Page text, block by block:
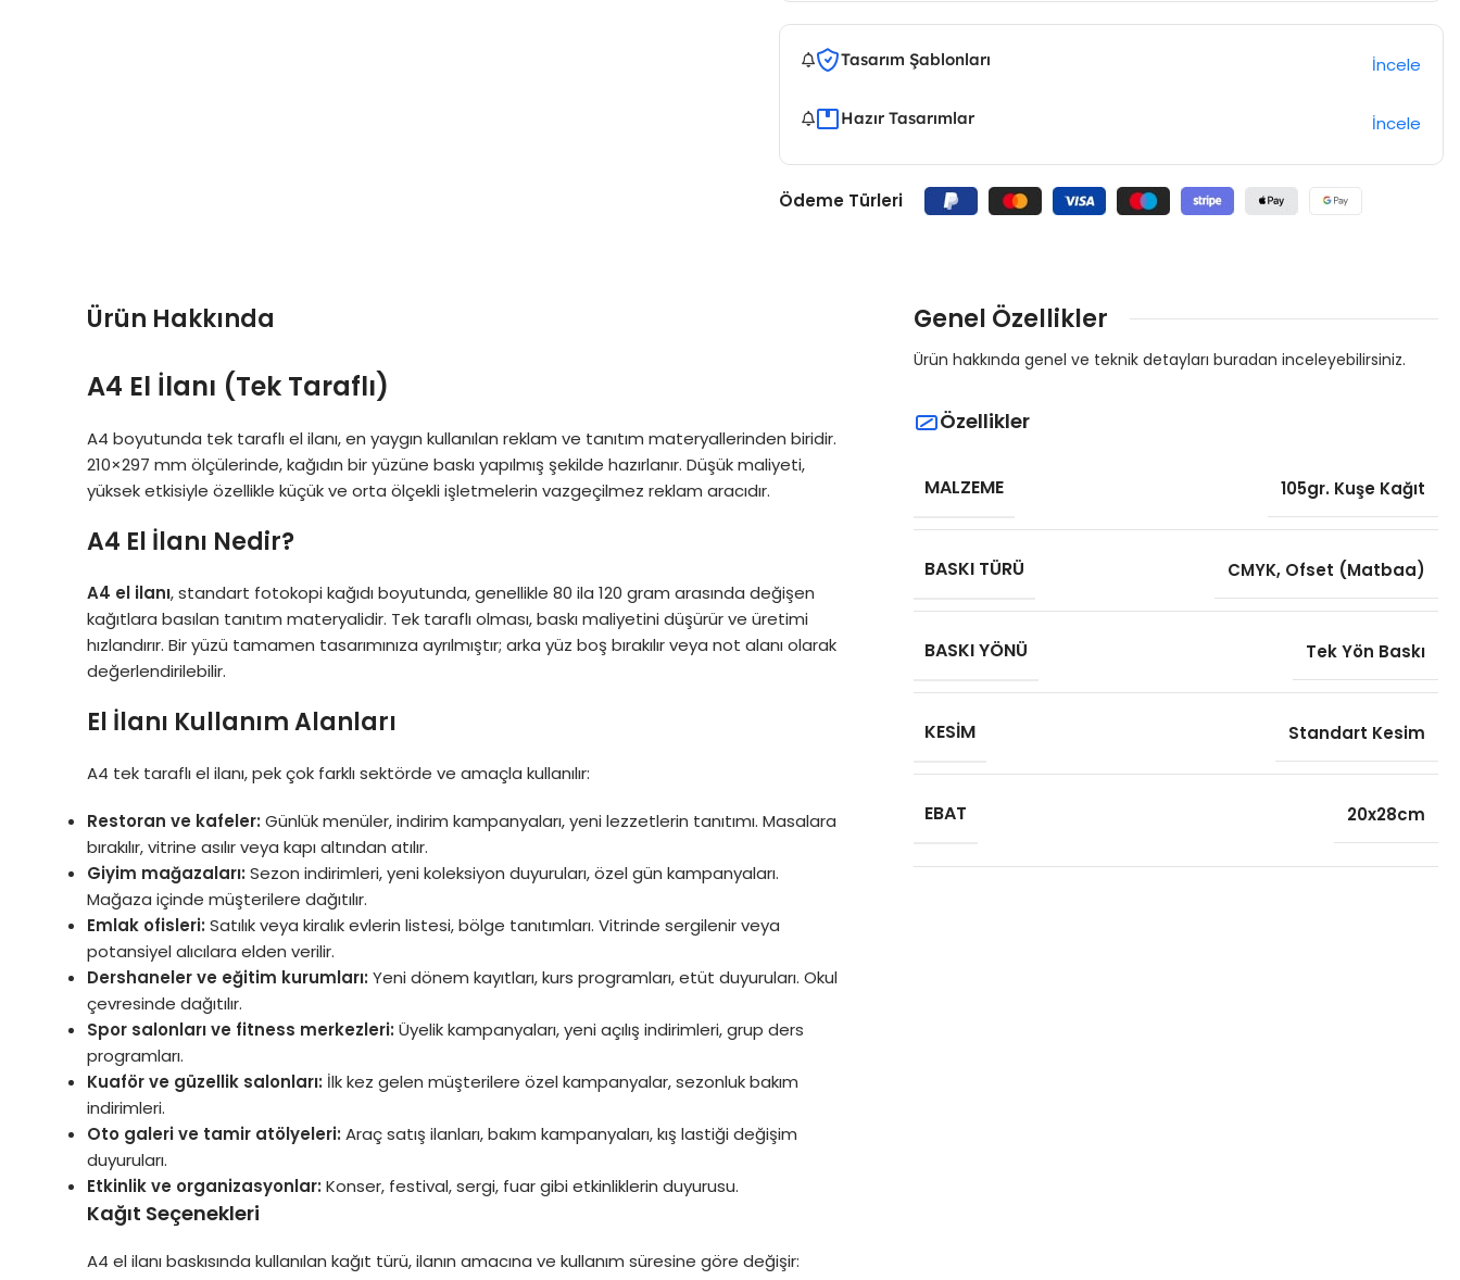
Tasarım Şablonları İncele
Hazır Tasarımlar İncele
Ödeme Türleri
Ürün Hakkında
A4 El İlanı (Tek Taraflı)
A4 boyutunda tek taraflı el ilanı, en yaygın kullanılan reklam ve tanıtım materyallerinden biridir.
210×297 mm ölçülerinde, kağıdın bir yüzüne baskı yapılmış şekilde hazırlanır. Düşük maliyeti,
yüksek etkisiyle özellikle küçük ve orta ölçekli işletmelerin vazgeçilmez reklam aracıdır.
A4 El İlanı Nedir?
A4 el ilanı, standart fotokopi kağıdı boyutunda, genellikle 80 ila 120 gram arasında değişen
kağıtlara basılan tanıtım materyalidir. Tek taraflı olması, baskı maliyetini düşürür ve üretimi
hızlandırır. Bir yüzü tamamen tasarımınıza ayrılmıştır; arka yüz boş bırakılır veya not alanı olarak
değerlendirilebilir.
El İlanı Kullanım Alanları
A4 tek taraflı el ilanı, pek çok farklı sektörde ve amaçla kullanılır:
Restoran ve kafeler: Günlük menüler, indirim kampanyaları, yeni lezzetlerin tanıtımı. Masalara
bırakılır, vitrine asılır veya kapı altından atılır.
Giyim mağazaları: Sezon indirimleri, yeni koleksiyon duyuruları, özel gün kampanyaları.
Mağaza içinde müşterilere dağıtılır.
Emlak ofisleri: Satılık veya kiralık evlerin listesi, bölge tanıtımları. Vitrinde sergilenir veya
potansiyel alıcılara elden verilir.
Dershaneler ve eğitim kurumları: Yeni dönem kayıtları, kurs programları, etüt duyuruları. Okul
çevresinde dağıtılır.
Spor salonları ve fitness merkezleri: Üyelik kampanyaları, yeni açılış indirimleri, grup ders
programları.
Kuaför ve güzellik salonları: İlk kez gelen müşterilere özel kampanyalar, sezonluk bakım
indirimleri.
Oto galeri ve tamir atölyeleri: Araç satış ilanları, bakım kampanyaları, kış lastiği değişim
duyuruları.
Etkinlik ve organizasyonlar: Konser, festival, sergi, fuar gibi etkinliklerin duyurusu.
Kağıt Seçenekleri
A4 el ilanı baskısında kullanılan kağıt türü, ilanın amacına ve kullanım süresine göre değişir:
Genel Özellikler
Ürün hakkında genel ve teknik detayları buradan inceleyebilirsiniz.
Özellikler
MALZEME 105gr. Kuşe Kağıt
BASKI TÜRÜ CMYK, Ofset (Matbaa)
BASKI YÖNÜ Tek Yön Baskı
KESIM Standart Kesim
EBAT 20x28cm